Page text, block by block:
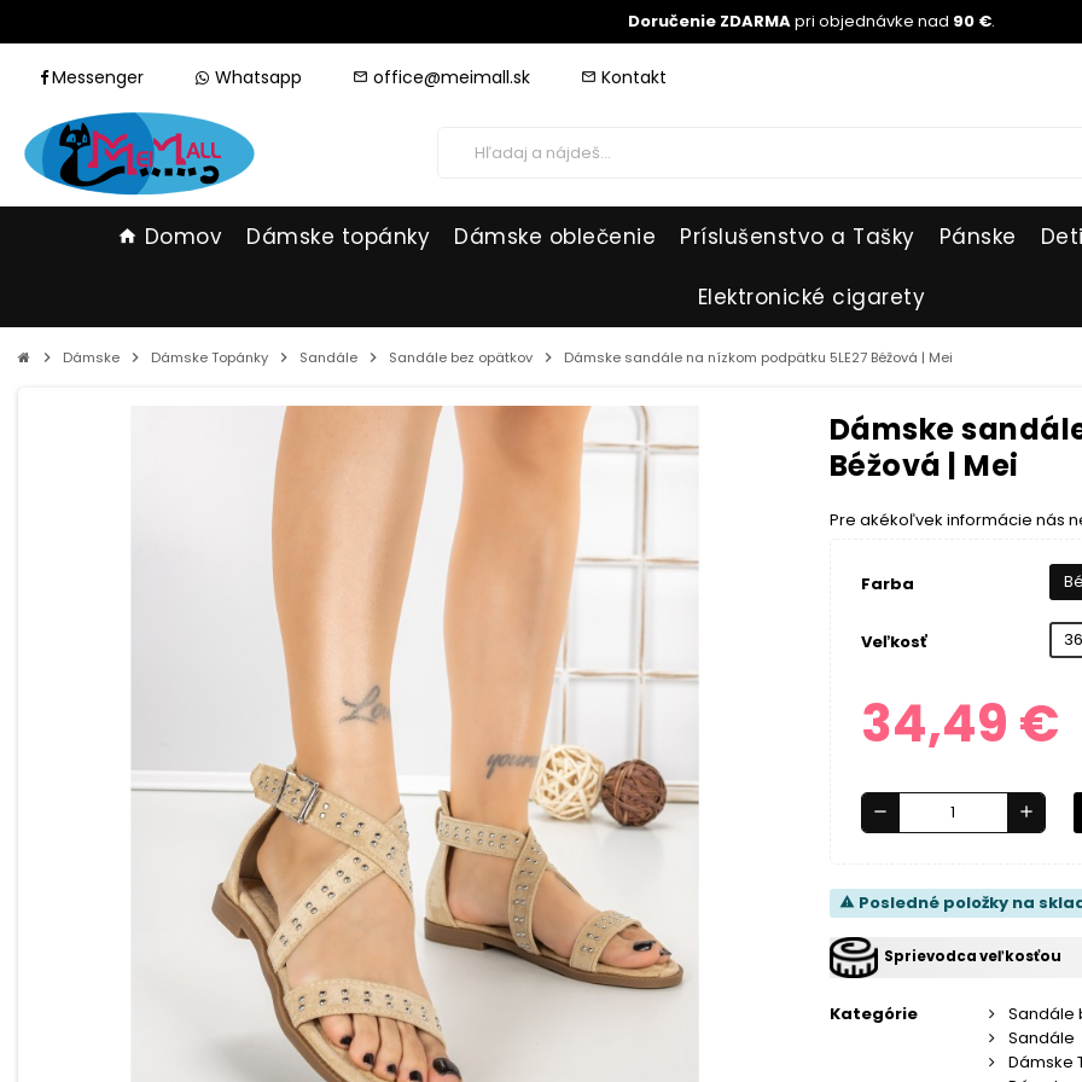
Doručenie ZDARMApri objednávke nad 90 €.
Messenger Whatsapp mail_outline office@meimall.sk mail_outline Kontakt
home Domov Dámske topánky Dámske oblečenie Príslušenstvo a Tašky Pánske Deti
Elektronické cigarety
chevron_right Dámske chevron_right Dámske Topánky chevron_right Sandále chevron_right Sandále bez opätkov chevron_right Dámske sandále na nízkom podpätku 5LE27 Béžová | Mei
Dámske
Béžová | Mei
Pre akékoľvek informácie nás
Farba
Veľkosť 36
34,49 €
remove add
warning Posledné položky na
Sprievodca veľkosťou
Kategórie
Sandále
Sandále
Dámske